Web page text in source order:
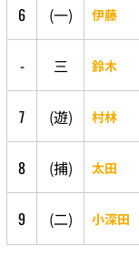
6 (一) 伊藤
- 三 鈴木
7 (遊) 村林
8 (捕) 太田
9 (二) 小深田